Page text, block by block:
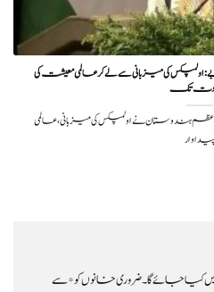
کی میزبانی سے لے کر عالمی معیشت کی
تک
وزیراعظم ہندوستان نے اولمپکس کی میزبانی، عالمی
پیداوار
کیا جائے گا۔ضروری خانوں کو*سے